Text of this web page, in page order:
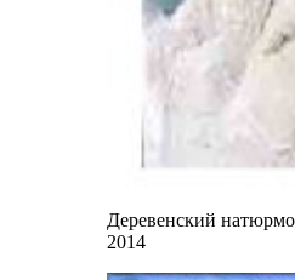
Деревенский
2014